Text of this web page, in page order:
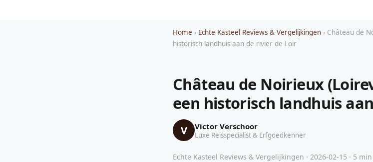
Home › Echte Kasteel Reviews & Vergelijkingen › Château de
historisch landhuis aan de rivier de Loir
Château de Noirieux
een historisch landhuis
V Victor Verschoor
Luxe Reisspecialist & Erfgoedkenner
Echte Kasteel Reviews & Vergelijkingen · 2026-02-15 · 5